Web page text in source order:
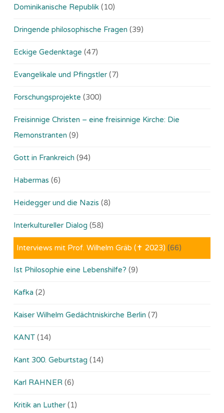
Dominikanische Republik (10)
Dringende philosophische Fragen (39)
Eckige Gedenktage (47)
Evangelikale und Pfingstler (7)
Forschungsprojekte (300)
Freisinnige Christen – eine freisinnige Kirche: Die
Remonstranten (9)
Gott in Frankreich (94)
Habermas (6)
Heidegger und die Nazis (8)
Interkultureller Dialog (58)
Interviews mit Prof. Wilhelm Gräb (✝ 2023) (66)
Ist Philosophie eine Lebenshilfe? (9)
Kafka (2)
Kaiser Wilhelm Gedächtniskirche Berlin (7)
KANT (14)
Kant 300. Geburtstag (14)
Karl RAHNER (6)
Kritik an Luther (1)